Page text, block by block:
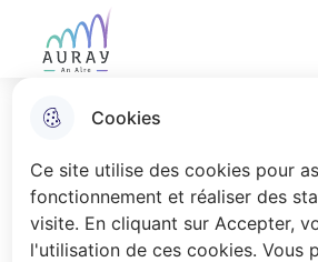
Cookies
Ce site utilise des cookies pour
fonctionnement et réaliser des
visite. En cliquant sur Accepter,
l'utilisation de ces cookies. Vous
Aller
au
menu
Ville Auray
Accueil